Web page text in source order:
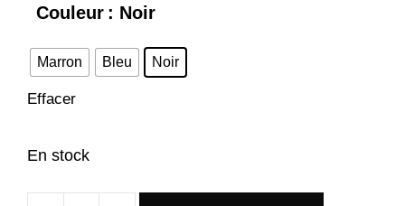
Couleur : Noir
Marron Bleu Noir
Effacer
En stock